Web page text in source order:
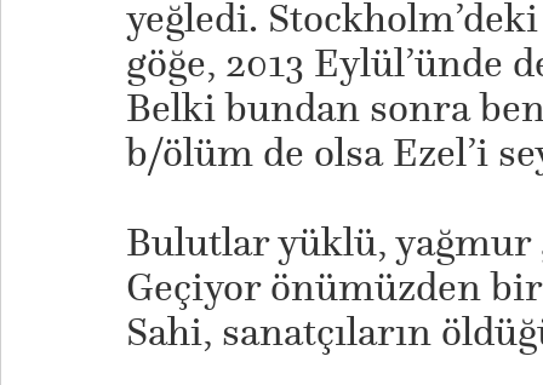
yeğledi.
göğe, 2013 Eylül’ünde
Belki bundan sonra
b/ölüm de olsa Ezel’i
Bulutlar yüklü, yağmur
Geçiyor önümüzden
Sahi, sanatçıların